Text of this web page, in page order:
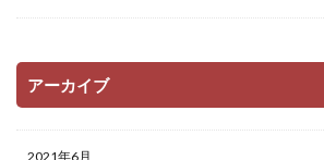
アーカイブ
2021年6月